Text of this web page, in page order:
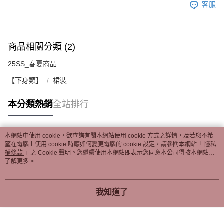
客服
商品相關分類 (2)
25SS_春夏商品
【下身類】 裙裝
本分類熱銷全站排行
熱門標籤
本網站中使用 cookie，欲查詢有關本網站使用 cookie 方式之詳情，及若您不希
望在電腦上使用 cookie 時應如何變更電腦的 cookie 設定，請參閱本網站「 隱私
權條款 」之 Cookie 聲明。您繼續使用本網站即表示您同意本公司得按本網站使
用條款之 Cookie 聲明使用 cookie。
了解更多 >
我知道了